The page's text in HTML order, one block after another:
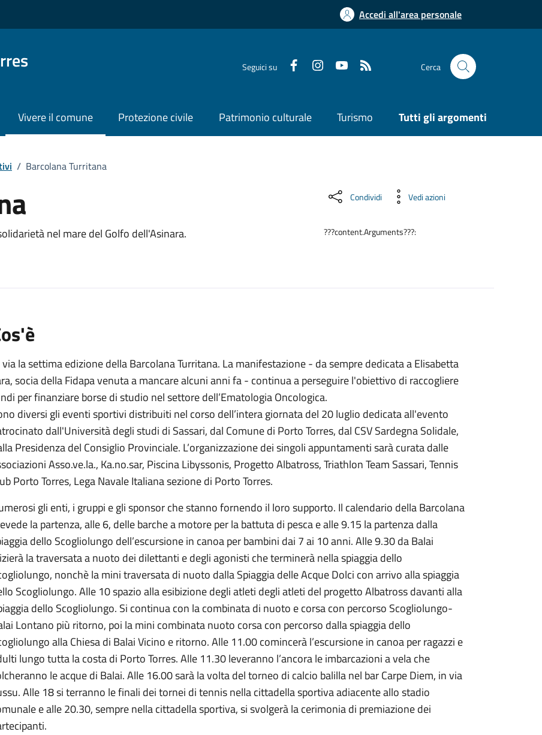
Accedi all'area personale
Seguici su Cerca
Vivere il comune Protezione civile Patrimonio culturale Turismo Tutti gli argomenti
/ Barcolana Turritana
nel mare del Golfo dell'Asinara.
Condividi Vedi azioni
???content.Arguments???:
la settima edizione della Barcolana Turritana. La manifestazione - da sempre dedicata a Elisabetta
socia della Fidapa venuta a mancare alcuni anni fa - continua a perseguire l'obiettivo di raccogliere
per finanziare borse di studio nel settore dell’Ematologia Oncologica.
diversi gli eventi sportivi distribuiti nel corso dell’intera giornata del 20 luglio dedicata all'evento
dall'Università degli studi di Sassari, dal Comune di Porto Torres, dal CSV Sardegna Solidale,
Presidenza del Consiglio Provinciale. L’organizzazione dei singoli appuntamenti sarà curata dalle
Asso.ve.la., Ka.no.sar, Piscina Libyssonis, Progetto Albatross, Triathlon Team Sassari, Tennis
Porto Torres, Lega Navale Italiana sezione di Porto Torres.
gli enti, i gruppi e gli sponsor che stanno fornendo il loro supporto. Il calendario della Barcolana
la partenza, alle 6, delle barche a motore per la battuta di pesca e alle 9.15 la partenza dalla
dello Scogliolungo dell’escursione in canoa per bambini dai 7 ai 10 anni. Alle 9.30 da Balai
la traversata a nuoto dei dilettanti e degli agonisti che terminerà nella spiaggia dello
nonchè la mini traversata di nuoto dalla Spiaggia delle Acque Dolci con arrivo alla spiaggia
Scogliolungo. Alle 10 spazio alla esibizione degli atleti degli atleti del progetto Albatross davanti alla
dello Scogliolungo. Si continua con la combinata di nuoto e corsa con percorso Scogliolungo-
Lontano più ritorno, poi la mini combinata nuoto corsa con percorso dalla spiaggia dello
alla Chiesa di Balai Vicino e ritorno. Alle 11.00 comincerà l’escursione in canoa per ragazzi e
lungo tutta la costa di Porto Torres. Alle 11.30 leveranno l’ancora le imbarcazioni a vela che
le acque di Balai. Alle 16.00 sarà la volta del torneo di calcio balilla nel bar Carpe Diem, in via
Alle 18 si terranno le finali dei tornei di tennis nella cittadella sportiva adiacente allo stadio
e alle 20.30, sempre nella cittadella sportiva, si svolgerà la cerimonia di premiazione dei